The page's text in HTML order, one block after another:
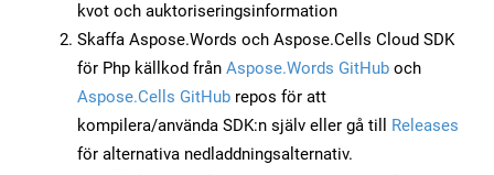
kvot och auktoriseringsinformation
Skaffa Aspose.Words och Aspose.Cells Cloud SDK
för Php källkod från Aspose.Words GitHub och
Aspose.Cells GitHub repos för att
kompilera/använda SDK:n själv eller gå till Releases
för alternativa nedladdningsalternativ.